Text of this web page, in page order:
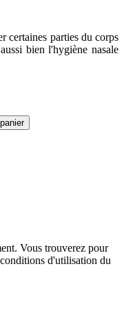
certaines parties du corps
bien l'hygiène nasale
Vous trouverez pour
d'utilisation du